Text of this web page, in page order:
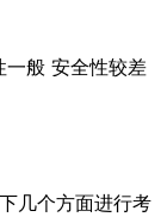
一般 安全性较差
几个方面进行考